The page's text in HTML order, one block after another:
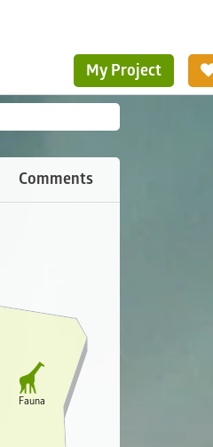
My Project
Comments

Fauna